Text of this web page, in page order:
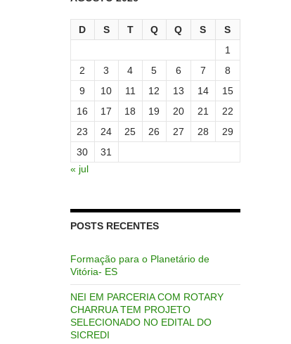
D S T Q Q S
S
1
2
3 4 5 6 7
8
9
10 11 12 13 14
15
16
17 18 19 20 21
22
23
24 25 26 27 28
29
30
31
« jul
POSTS RECENTES
Formação para o Planetário de
Vitória- ES
NEI EM PARCERIA COM ROTARY
CHARRUA TEM PROJETO
SELECIONADO NO EDITAL DO
SICREDI